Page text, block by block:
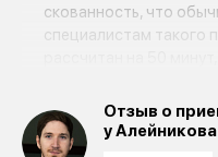
скованность, что
специалистам такого
рассчитан на 50
намёка на спешку.
Особо хочу отметить
Отзыв о
у